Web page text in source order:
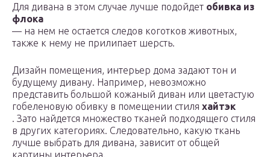
Для дивана в этом случае лучше подойдет обивка из
флока
— на нем не остается следов коготков животных,
также к нему не прилипает шерсть.
Дизайн помещения, интерьер дома задают тон и
будущему дивану. Например, невозможно
представить большой кожаный диван или цветастую
гобеленовую обивку в помещении стиля хайтэк
. Зато найдется множество тканей подходящего стиля
в других категориях. Следовательно, какую ткань
лучше выбрать для дивана, зависит от общей
картины интерьера.